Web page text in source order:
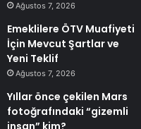
Ağustos 7, 2026
Emeklilere ÖTV Muafiyeti
İçin Mevcut Şartlar ve
Yeni Teklif
Ağustos 7, 2026
Yıllar önce çekilen Mars
fotoğrafındaki “gizemli
insan” kim?